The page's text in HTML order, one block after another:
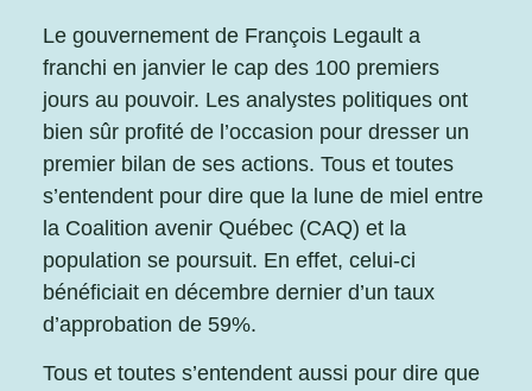
Le gouvernement de François Legault a
franchi en janvier le cap des 100 premiers
jours au pouvoir. Les analystes politiques ont
bien sûr profité de l’occasion pour dresser un
premier bilan de ses actions. Tous et toutes
s’entendent pour dire que la lune de miel entre
la Coalition avenir Québec (CAQ) et la
population se poursuit. En effet, celui-ci
bénéficiait en décembre dernier d’un taux
d’approbation de 59%.
Tous et toutes s’entendent aussi pour dire que